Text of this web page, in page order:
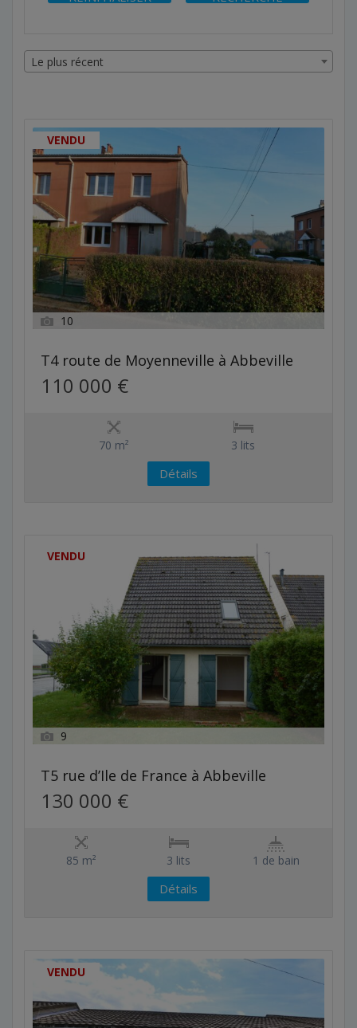
Le plus récent
VENDU
10
T4 route de Moyenneville à Abbeville
110 000 €
70 m² 3 lits
Détails
VENDU
9
T5 rue d’Ile de France à Abbeville
130 000 €
85 m² 3 lits 1 de bain
Détails
VENDU